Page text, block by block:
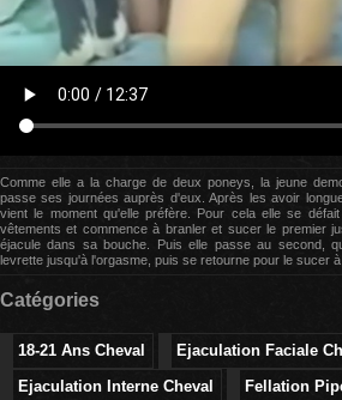
Comme elle a la charge de deux poneys, la jeune
passe ses journées auprès d'eux. Après les avoir
vient le moment qu'elle préfère. Pour cela elle se
vêtements et commence à branler et sucer le premier
éjacule dans sa bouche. Puis elle passe au second,
levrette jusqu'à l'orgasme, puis se retourne pour le sucer à
Catégories
18-21 Ans Cheval
Ejaculation Faciale
Ejaculation Interne Cheval
Fellation